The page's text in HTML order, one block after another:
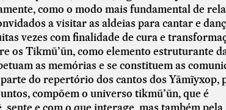
como o modo mais fundamental de
a visitar as aldeias para cantar e
vezes com finalidade de cura e
os Tikmũ’ũn, como elemento estruturante
as memórias e se constituem as
do repertório dos cantos dos Yãmĩyxop,
compõem o universo tikmũ’ũn, que é